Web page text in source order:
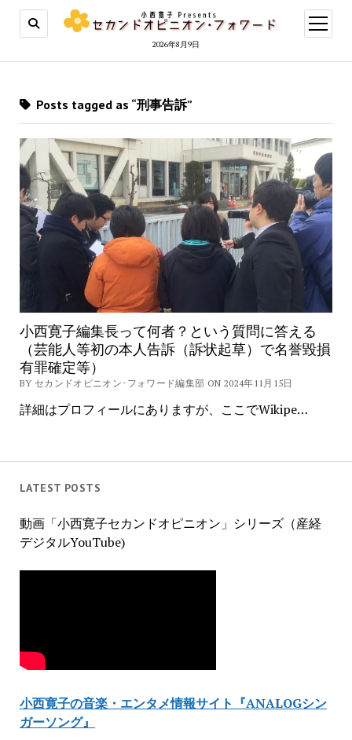
2026年8月9日
open
menu
LATEST POSTS
動画「小西寛子セカンドオピニオン」シリーズ（産経
デジタルYouTube)
小西寛子の音楽・エンタメ情報サイト『ANALOGシン
ガーソング』
Posts tagged as “刑事告訴”
小西寛子編集長って何者？という質問に答える
（芸能人等初の本人告訴（訴状起草）で名誉毀損
有罪確定等）
BY セカンドオピニオン･フォワード編集部 ON 2024年11月15日
詳細はプロフィールにありますが、ここでWikipe…